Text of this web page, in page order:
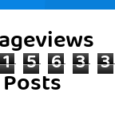
1 5 6 3 3